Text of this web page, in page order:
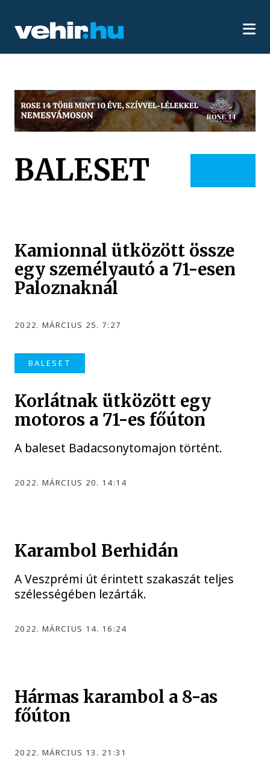
BALESET
Kamionnal ütközött össze
egy személyautó a 71-esen
Paloznaknál
2022. MÁRCIUS 25. 7:27
BALESET
Korlátnak ütközött egy
motoros a 71-es főúton
A baleset Badacsonytomajon történt.
2022. MÁRCIUS 20. 14:14
Karambol Berhidán
A Veszprémi út érintett szakaszát teljes
szélességében lezárták.
2022. MÁRCIUS 14. 16:24
Hármas karambol a 8-as
főúton
2022. MÁRCIUS 13. 21:31